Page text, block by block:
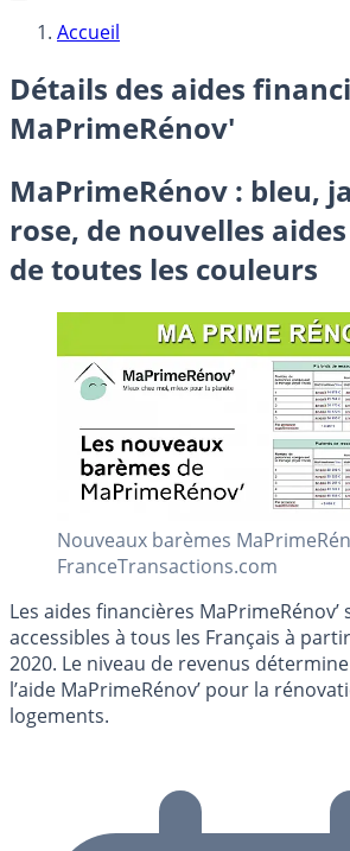
Accueil
Détails des aides
MaPrimeRénov'
MaPrimeRénov : bleu,
rose, de nouvelles
de toutes les couleurs
Nouveaux barèmes
FranceTransactions.com
Les aides financières
accessibles à tous les Français à
2020. Le niveau de revenus
l’aide MaPrimeRénov’ pour la
logements.